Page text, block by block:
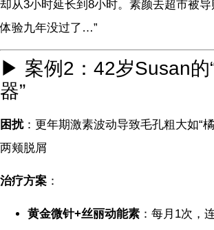
却从3小时延长到8小时。素颜去超市被
体验九年没过了…”
▶ 案例2：42岁Susan的
器”
困扰：更年期激素波动导致毛孔粗大如“
两颊脱屑
治疗方案 ：
黄金微针+丝丽动能素 ：每月1次，